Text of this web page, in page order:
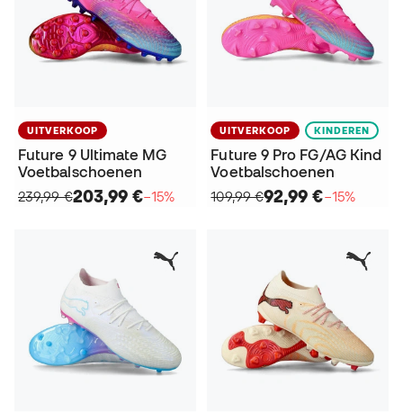
UITVERKOOP
Future 9 Ultimate MG
Voetbalschoenen
239,99 €203,99 €−15%
UITVERKOOP KINDEREN
Future 9 Pro FG/AG Kind
Voetbalschoenen
109,99 €92,99 €−15%